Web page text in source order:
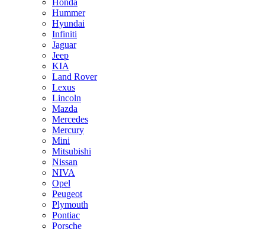
Honda
Hummer
Hyundai
Infiniti
Jaguar
Jeep
KIA
Land Rover
Lexus
Lincoln
Mazda
Mercedes
Mercury
Mini
Mitsubishi
Nissan
NIVA
Opel
Peugeot
Plymouth
Pontiac
Porsche